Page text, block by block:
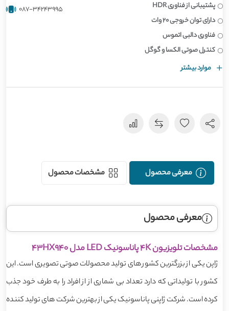
پشتیبانی از فناوری HDR
دارای توان خروجی 20 وات
فناوری دالبی اتموس
کنترل صوتی الکسا و گوگل
موارد بیشتر
087-34243995
معرفی محصول مشخصات محصول
معرفی محصول
مشخصات تلویزیون 4K پاناسونیک LED مدل 43HX940
ژاپن یکی از بزرگترین کشور های تولید محصولات صوتی تصویری است. این
کشور با تولیداتی که دارد تعداد بی شماری از از افراد را به طرف خود جذب
کرده است. شرکت ژاپنی پاناسونیک یکی از بهترین شرکت های تولید کننده